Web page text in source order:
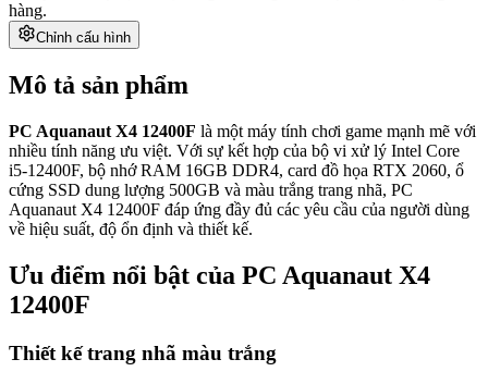
hàng.
Chỉnh cấu hình
Mô tả sản phẩm
PC Aquanaut X4 12400F là một máy tính chơi game mạnh mẽ với
nhiều tính năng ưu việt. Với sự kết hợp của bộ vi xử lý Intel Core
i5-12400F, bộ nhớ RAM 16GB DDR4, card đồ họa RTX 2060, ổ
cứng SSD dung lượng 500GB và màu trắng trang nhã, PC
Aquanaut X4 12400F đáp ứng đầy đủ các yêu cầu của người dùng
về hiệu suất, độ ổn định và thiết kế.
Ưu điểm nổi bật của PC Aquanaut X4
12400F
Thiết kế trang nhã màu trắng